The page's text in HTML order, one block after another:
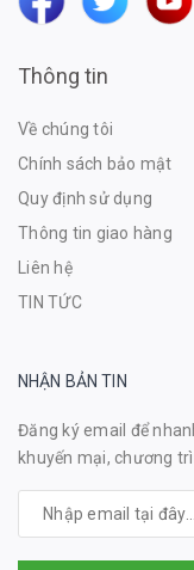
Thông tin
Về chúng tôi
Chính sách bảo mật
Quy định sử dụng
Thông tin giao hàng
Liên hệ
TIN TỨC
NHẬN BẢN TIN
Đăng ký email để
khuyến mại, chương